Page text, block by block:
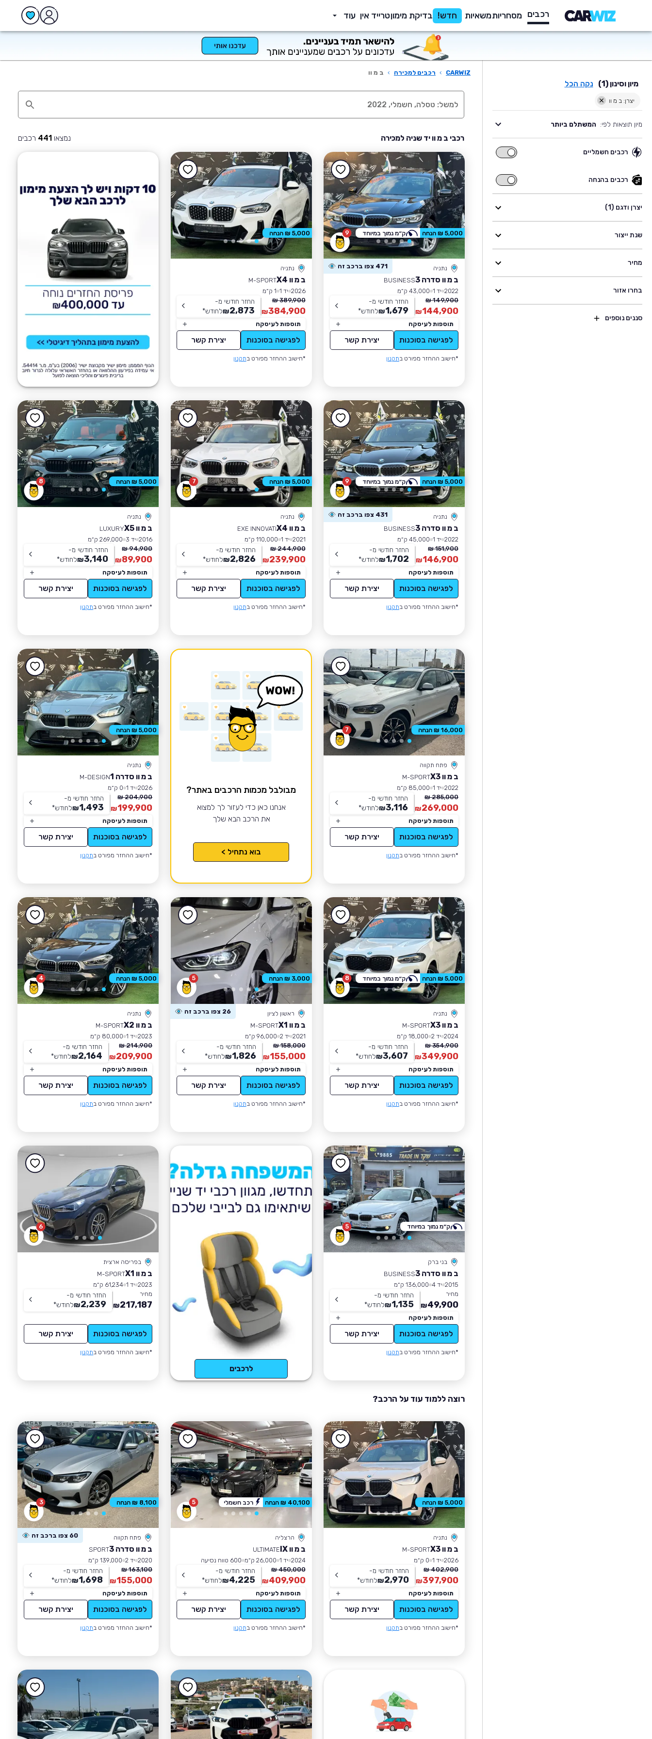
רכבים מסחריותמשאיות חדש! בדיקת מימוןטרייד אין עוד
מיון וסינון (1) נקה הכל
יצרן: ב מ וו
מיון תוצאות לפי: המשתלם ביותר
רכבים חשמליים
רכבים
רכבים בהנחה
רכבים
בהנחה
יצרן ודגם (1)
שנת ייצור
מחיר
בחרו אזור
סננים נוספים
CARWIZ
› רכבים למכירה › ב מ וו
רכבי ב מ וו יד שניה למכירה נמצאו 441 רכבים
9
נתניה 471 צפו ברכב זה
ב מ וו סדרה 3
BUSINESS
2022 יד 1
43,000 ק״מ
149,900 ₪
144,900
₪
החזר חודשי מ-
1,679
₪לחודש*
תוספות לעיסקה
לפגישה בסוכנות יצירת קשר
*חישוב ההחזר מפורט בתקנון
5,000 ₪ הנחה ק״מ נמוך במיוחד
נתניה
ב מ וו X4
M-SPORT
2026 יד 1
1 ק״מ
389,900 ₪
384,900
₪
החזר חודשי מ-
2,873
₪לחודש*
תוספות לעיסקה
לפגישה בסוכנות יצירת קשר
*חישוב ההחזר מפורט בתקנון
5,000 ₪ הנחה
9
נתניה 431 צפו ברכב זה
ב מ וו סדרה 3
BUSINESS
2022 יד 1
45,000 ק״מ
151,900 ₪
146,900
₪
החזר חודשי מ-
1,702
₪לחודש*
תוספות לעיסקה
לפגישה בסוכנות יצירת קשר
*חישוב ההחזר מפורט בתקנון
5,000 ₪ הנחה ק״מ נמוך במיוחד 7
נתניה
ב מ וו X4
EXE INNOVATI
2021 יד 1
110,000 ק״מ
244,900 ₪
239,900
₪
החזר חודשי מ-
2,826
₪לחודש*
תוספות לעיסקה
לפגישה בסוכנות יצירת קשר
*חישוב ההחזר מפורט בתקנון
5,000 ₪ הנחה 8
נתניה
ב מ וו X5
LUXURY
2016 יד 3
269,000 ק״מ
94,900 ₪
89,900
₪
החזר חודשי מ-
3,140
₪לחודש*
תוספות לעיסקה
לפגישה בסוכנות יצירת קשר
*חישוב ההחזר מפורט בתקנון
5,000 ₪ הנחה
7
פתח תקווה
ב מ וו X3
M-SPORT
2022 יד 1
85,000 ק״מ
285,000 ₪
269,000
₪
החזר חודשי מ-
3,116
₪לחודש*
תוספות לעיסקה
לפגישה בסוכנות יצירת קשר
*חישוב ההחזר מפורט בתקנון
16,000 ₪ הנחה
מבולבל מכמות הרכבים באתר?
אנחנו כאן כדי לעזור לך למצוא
את הרכב הבא שלך
בוא נתחיל >
נתניה
ב מ וו סדרה 1
M-DESIGN
2026 יד 1
0 ק״מ
204,900 ₪
199,900
₪
החזר חודשי מ-
1,493
₪לחודש*
תוספות לעיסקה
לפגישה בסוכנות יצירת קשר
*חישוב ההחזר מפורט בתקנון
5,000 ₪ הנחה
8
נתניה
ב מ וו X3
M-SPORT
2024 יד 2
18,000 ק״מ
354,900 ₪
349,900
₪
החזר חודשי מ-
3,607
₪לחודש*
תוספות לעיסקה
לפגישה בסוכנות יצירת קשר
*חישוב ההחזר מפורט בתקנון
5,000 ₪ הנחה ק״מ נמוך במיוחד 5
ראשון לציון 26 צפו ברכב זה
ב מ וו X1
M-SPORT
2021 יד 2
96,000 ק״מ
158,000 ₪
155,000
₪
החזר חודשי מ-
1,826
₪לחודש*
תוספות לעיסקה
לפגישה בסוכנות יצירת קשר
*חישוב ההחזר מפורט בתקנון
3,000 ₪ הנחה 4
נתניה
ב מ וו X2
M-SPORT
2023 יד 1
80,000 ק״מ
214,900 ₪
209,900
₪
החזר חודשי מ-
2,164
₪לחודש*
תוספות לעיסקה
לפגישה בסוכנות יצירת קשר
*חישוב ההחזר מפורט בתקנון
5,000 ₪ הנחה
5
בני ברק
ב מ וו סדרה 3
BUSINESS
2015 יד 4
136,000 ק״מ
מחיר
49,900
₪
החזר חודשי מ-
1,135
₪לחודש*
תוספות לעיסקה
לפגישה בסוכנות יצירת קשר
*חישוב ההחזר מפורט בתקנון
ק״מ נמוך במיוחד
לרכבים
6
בפריסה ארצית
ב מ וו X1
M-SPORT
2023 יד 1
61,234 ק״מ
מחיר
217,187
₪
החזר חודשי מ-
2,239
₪לחודש*
לפגישה בסוכנות יצירת קשר
*חישוב ההחזר מפורט בתקנון
רוצה ללמוד עוד על הרכב?
נתניה
ב מ וו X3
M-SPORT
2026 יד 1
0 ק״מ
402,900 ₪
397,900
₪
החזר חודשי מ-
2,970
₪לחודש*
תוספות לעיסקה
לפגישה בסוכנות יצירת קשר
*חישוב ההחזר מפורט בתקנון
5,000 ₪ הנחה 5
הרצליה
ב מ וו IX
ULTIMATE
2024 יד 1 26,000 ק״מ
600 טווח נסיעה
450,000 ₪
409,900
₪
החזר חודשי מ-
4,225
₪לחודש*
תוספות לעיסקה
לפגישה בסוכנות יצירת קשר
*חישוב ההחזר מפורט בתקנון
40,100 ₪ הנחה רכב חשמלי 3
פתח תקווה 60 צפו ברכב זה
ב מ וו סדרה 3
SPORT
2020 יד 2
139,000 ק״מ
163,100 ₪
155,000
₪
החזר חודשי מ-
1,698
₪לחודש*
תוספות לעיסקה
לפגישה בסוכנות יצירת קשר
*חישוב ההחזר מפורט בתקנון
8,100 ₪ הנחה